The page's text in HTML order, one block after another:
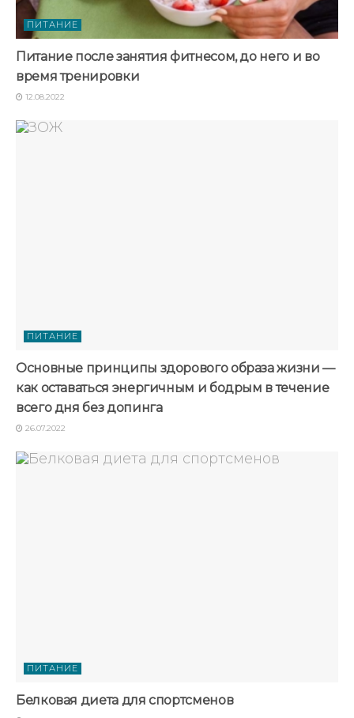
ПИТАНИЕ
Питание после занятия фитнесом, до него и во
время тренировки
12.08.2022
ПИТАНИЕ
Основные принципы здорового образа жизни —
как оставаться энергичным и бодрым в течение
всего дня без допинга
26.07.2022
ПИТАНИЕ
Белковая диета для спортсменов